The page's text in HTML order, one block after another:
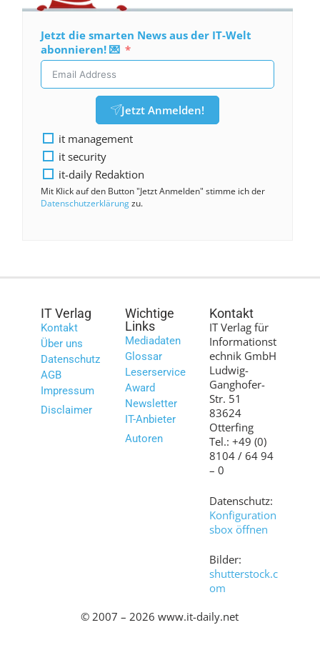
Jetzt die smarten News aus der IT-Welt
abonnieren! 💌
Jetzt Anmelden!
it management
it security
it-daily Redaktion
Mit Klick auf den Button "Jetzt Anmelden" stimme ich der
Datenschutzerklärungzu.
IT Verlag
Kontakt
Über uns
Datenschutz
AGB
Impressum
Disclaimer
Wichtige
Links
Mediadaten
Glossar
Leserservice
Award
Newsletter
IT-Anbieter
Autoren
Kontakt
IT Verlag für
Informationst
echnik GmbH
Ludwig-
Ganghofer-
Str. 51
83624
Otterfing
Tel.: +49 (0)
8104 / 64 94
– 0
Datenschutz:
Konfiguration
sbox öffnen
Bilder:
shutterstock.c
om
© 2007 – 2026 www.it-daily.net